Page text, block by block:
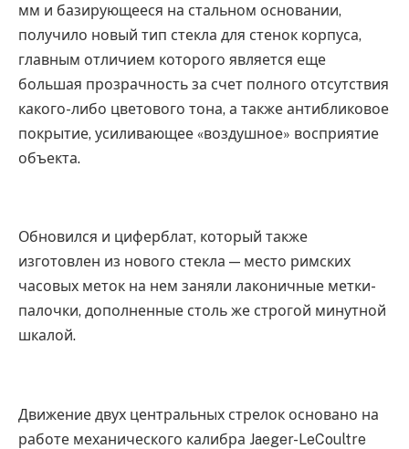
мм и базирующееся на стальном основании,
получило новый тип стекла для стенок корпуса,
главным отличием которого является еще
большая прозрачность за счет полного отсутствия
какого-либо цветового тона, а также антибликовое
покрытие, усиливающее «воздушное» восприятие
объекта.
Обновился и циферблат, который также
изготовлен из нового стекла — место римских
часовых меток на нем заняли лаконичные метки-
палочки, дополненные столь же строгой минутной
шкалой.
Движение двух центральных стрелок основано на
работе механического калибра Jaeger-LeCoultre